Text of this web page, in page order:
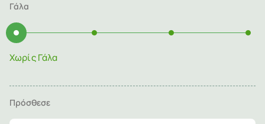
Γάλα
Χωρίς Γάλα
Πρόσθεσε